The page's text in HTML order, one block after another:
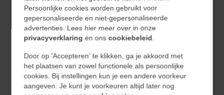
we hun unieke behoeften en vertalen we deze naar
effectieve en duurzame oplossingen.
onze oplossingen, maar ook hun relevantie en
effectiviteit op de lange termijn.
Persoonlijke cookies worden gebruikt voor
gepersonaliseerde en niet-gepersonaliseerde
advertenties. Lees hier meer over in onze
privacyverklaring en onscookiebeleid.
Door op 'Accepteren' te klikken, ga je akkoord met
het plaatsen van zowel functionele als persoonlijke
cookies. Bij instellingen kun je een andere voorkeur
aangeven. Je kunt je voorkeuren altijd later nog